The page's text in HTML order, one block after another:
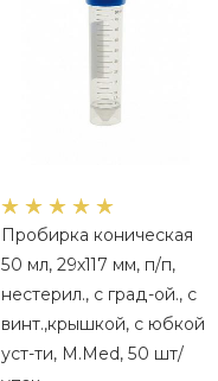
Пробирка коническая
50 мл, 29х117 мм, п/п,
нестерил., с град-ой., с
винт.,крышкой, с юбкой
уст-ти, M.Med, 50 шт/